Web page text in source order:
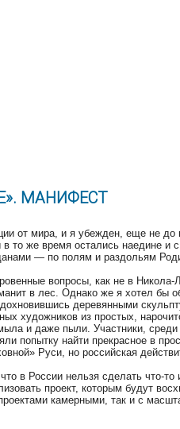
МАНИФЕСТ
от мира, и я убежден, еще не до
же время остались наедине и
— по полям и раздольям
вопросы, как не в
в лес. Однако же я хотел бы
деревянными
художников из простых,
и даже пыли. Участники,
попытку найти прекрасное в
Руси, но российская
в России нельзя сделать что-
проект, которым будут
камерными, так и с